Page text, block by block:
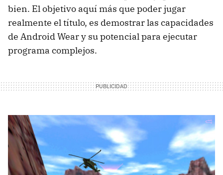
bien. El objetivo aquí más que poder jugar
realmente el título, es demostrar las capacidades
de Android Wear y su potencial para ejecutar
programa complejos.